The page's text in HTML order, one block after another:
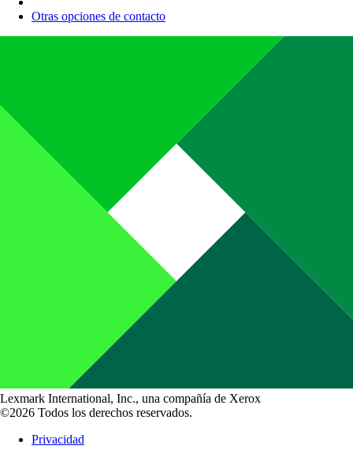
Otras opciones de contacto
Lexmark International, Inc., una compañía de Xerox
©2026 Todos los derechos reservados.
Privacidad